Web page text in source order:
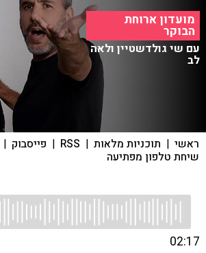
מועדון ארוחת
הבוקר
עם שי גולדשטיין ולאה
לב
ראשי | תוכניות מלאות |
RSS
| פייסבוק |
שיחת טלפון מפתיעה
02:17